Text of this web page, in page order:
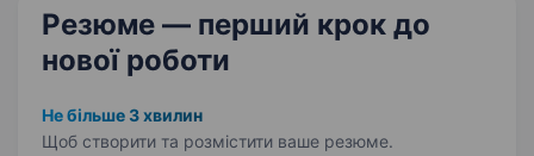
Резюме — перший крок до
нової роботи
Не більше 3 хвилин
Щоб створити та розмістити ваше резюме.